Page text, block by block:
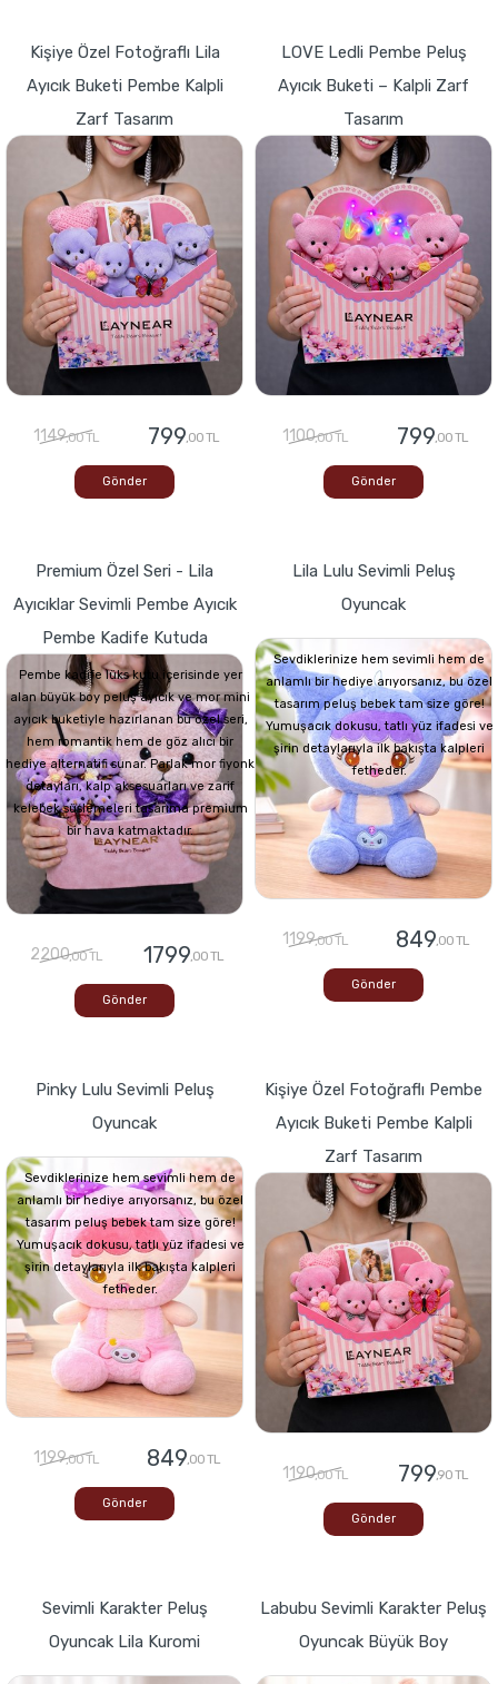
Kişiye Özel Fotoğraflı Lila
Ayıcık Buketi Pembe Kalpli
Zarf Tasarım
1149,00 TL 799,00 TL
Gönder
LOVE Ledli Pembe Peluş
Ayıcık Buketi – Kalpli Zarf
Tasarım
1100,00 TL 799,00 TL
Gönder
Premium Özel Seri - Lila
Ayıcıklar Sevimli Pembe Ayıcık
Pembe Kadife Kutuda
Pembe kadife lüks kutu içerisinde yer
alan büyük boy peluş ayıcık ve mor mini
ayıcık buketiyle hazırlanan bu özel seri,
hem romantik hem de göz alıcı bir
hediye alternatifi sunar. Parlak mor fiyonk
detayları, kalp aksesuarları ve zarif
kelebek süslemeleri tasarıma premium
bir hava katmaktadır.
2200,00 TL 1799,00 TL
Gönder
Lila Lulu Sevimli Peluş
Oyuncak
Sevdiklerinize hem sevimli hem de
anlamlı bir hediye arıyorsanız, bu özel
tasarım peluş bebek tam size göre!
Yumuşacık dokusu, tatlı yüz ifadesi ve
şirin detaylarıyla ilk bakışta kalpleri
fetheder.
1199,00 TL 849,00 TL
Gönder
Pinky Lulu Sevimli Peluş
Oyuncak
Sevdiklerinize hem sevimli hem de
anlamlı bir hediye arıyorsanız, bu özel
tasarım peluş bebek tam size göre!
Yumuşacık dokusu, tatlı yüz ifadesi ve
şirin detaylarıyla ilk bakışta kalpleri
fetheder.
1199,00 TL 849,00 TL
Gönder
Kişiye Özel Fotoğraflı Pembe
Ayıcık Buketi Pembe Kalpli
Zarf Tasarım
1190,00 TL 799,90 TL
Gönder
Sevimli Karakter Peluş
Oyuncak Lila Kuromi
Labubu Sevimli Karakter Peluş
Oyuncak Büyük Boy